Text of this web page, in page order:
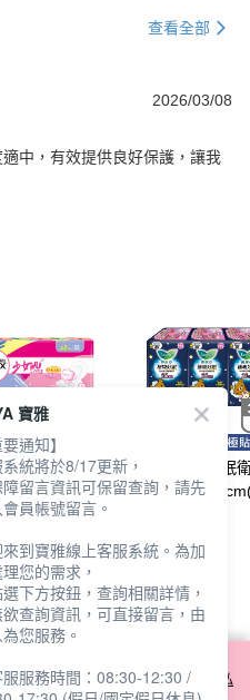
查看全部
2026/03/08
中，有效提供良好保護，讓我
輕柔棉少女肌貼
3入28cm(包裝
)
蕾妮亞極吸好眠
夜用6片3入
行
用 cookie 方式之詳情，及若您不希
cookie 設定，請參閱本網站「
隱私
寶雅
要通知】
統將於8/17更新，
留言資訊可保留查詢，請先
員帳號留言。
到寶雅線上客服系統。為加
您的需求，
下方按鈕，查詢相關詳情，
查詢資訊，可直接留言，由
您服務。
服務時間：08:30-12:30 /